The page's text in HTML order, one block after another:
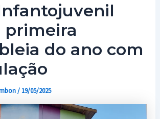
primeira
do ano com
/ 19/05/2025